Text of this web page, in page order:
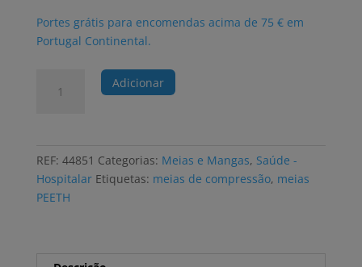
Portes grátis para encomendas acima de 75 € em
Portugal Continental.
PEETH
aberta
Adicionar
REF: 44851 Categorias: Meias e Mangas, Saúde -
Hospitalar Etiquetas: meias de compressão, meias
PEETH